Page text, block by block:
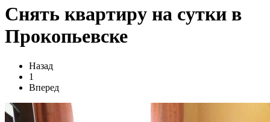
Снять квартиру на сутки в
Прокопьевске
Назад
1
Вперед